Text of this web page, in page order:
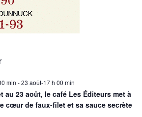
min -23 août-17 h 00 min
au 23 août, le café Les Éditeurs met à
cœur de faux-filet et sa sauce secrète